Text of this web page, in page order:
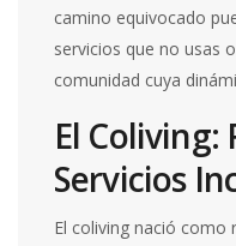
camino equivocado
servicios que no usas
comunidad cuya
El Coliving:
Servicios
El coliving nació como